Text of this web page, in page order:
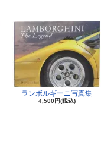
ランボルギーニ写真集
4,500円(税込)